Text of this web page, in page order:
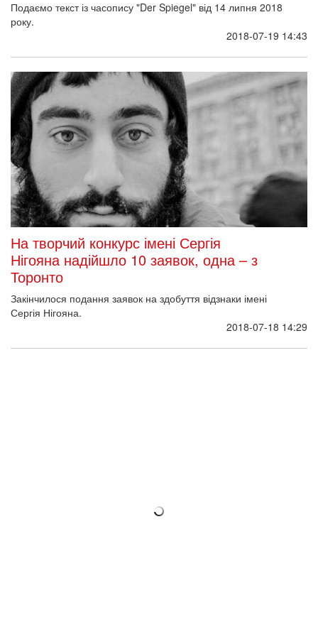
Подаємо текст із часопису "Der Spiegel" від 14 липня 2018
року.
2018-07-19 14:43
На творчий конкурс імені Сергія
Нігояна надійшло 10 заявок, одна – з
Торонто
Закінчилося подання заявок на здобуття відзнаки імені
Сергія Нігояна.
2018-07-18 14:29